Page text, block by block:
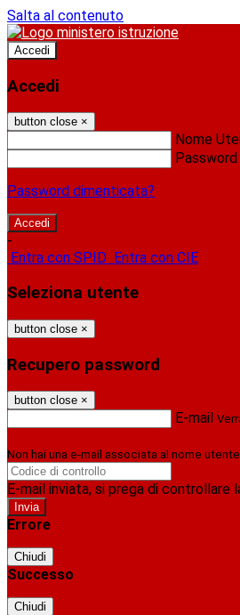
Salta al contenuto
Accedi
Accedi
button close ×
Nome
Password
Password dimenticata?
-
Entra con SPID Entra con CIE
Seleziona utente
button close ×
Recupero password
button close ×
E-mail
Non hai una e-mail associata al nome
E-mail inviata, si prega di
Errore
Chiudi
Successo
Chiudi